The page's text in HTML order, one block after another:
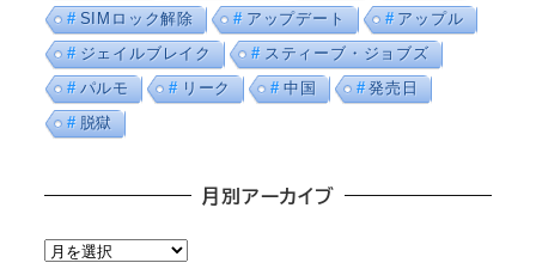
SIMロック解除
アップデート
アップル
ジェイルブレイク
スティーブ・ジョブズ
パルモ
リーク 中国
発売日
脱獄
月別アーカイブ
月